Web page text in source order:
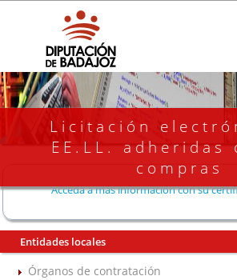
Licitación
EE.LL. adheridas
compras
Acceda a más información con su
Entidades locales
Órganos de contratación